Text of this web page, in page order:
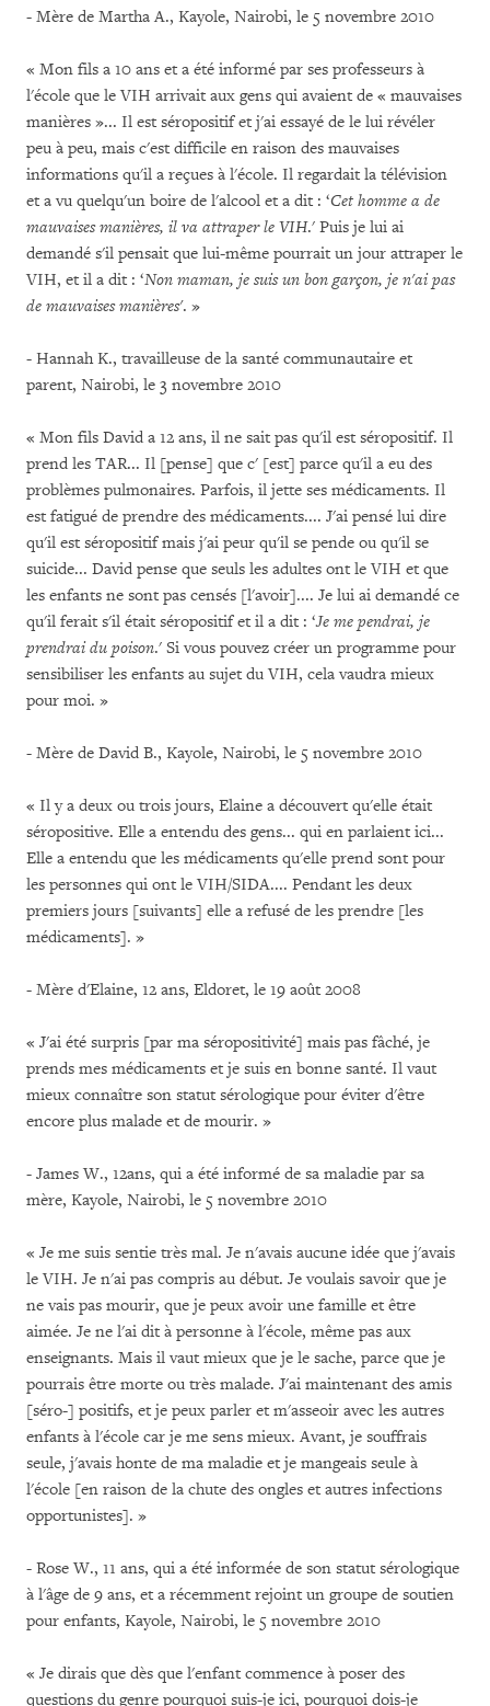
- Mère de Martha A., Kayole, Nairobi, le 5 novembre 2010
« Mon fils a 10 ans et a été informé par ses professeurs à
l'école que le VIH arrivait aux gens qui avaient de « mauvaises
manières »... Il est séropositif et j'ai essayé de le lui révéler
peu à peu, mais c'est difficile en raison des mauvaises
informations qu'il a reçues à l'école. Il regardait la télévision
et a vu quelqu'un boire de l'alcool et a dit : ‘Cet homme a de
mauvaises manières, il va attraper le VIH.' Puis je lui ai
demandé s'il pensait que lui-même pourrait un jour attraper le
VIH, et il a dit : ‘Non maman, je suis un bon garçon, je n'ai pas
de mauvaises manières'. »
- Hannah K., travailleuse de la santé communautaire et
parent, Nairobi, le 3 novembre 2010
« Mon fils David a 12 ans, il ne sait pas qu'il est séropositif. Il
prend les TAR... Il [pense] que c' [est] parce qu'il a eu des
problèmes pulmonaires. Parfois, il jette ses médicaments. Il
est fatigué de prendre des médicaments.... J'ai pensé lui dire
qu'il est séropositif mais j'ai peur qu'il se pende ou qu'il se
suicide... David pense que seuls les adultes ont le VIH et que
les enfants ne sont pas censés [l'avoir].... Je lui ai demandé ce
qu'il ferait s'il était séropositif et il a dit : ‘Je me pendrai, je
prendrai du poison.' Si vous pouvez créer un programme pour
sensibiliser les enfants au sujet du VIH, cela vaudra mieux
pour moi. »
- Mère de David B., Kayole, Nairobi, le 5 novembre 2010
« Il y a deux ou trois jours, Elaine a découvert qu'elle était
séropositive. Elle a entendu des gens... qui en parlaient ici...
Elle a entendu que les médicaments qu'elle prend sont pour
les personnes qui ont le VIH/SIDA.... Pendant les deux
premiers jours [suivants] elle a refusé de les prendre [les
médicaments]. »
- Mère d'Elaine, 12 ans, Eldoret, le 19 août 2008
« J'ai été surpris [par ma séropositivité] mais pas fâché, je
prends mes médicaments et je suis en bonne santé. Il vaut
mieux connaître son statut sérologique pour éviter d'être
encore plus malade et de mourir. »
- James W., 12ans, qui a été informé de sa maladie par sa
mère, Kayole, Nairobi, le 5 novembre 2010
« Je me suis sentie très mal. Je n'avais aucune idée que j'avais
le VIH. Je n'ai pas compris au début. Je voulais savoir que je
ne vais pas mourir, que je peux avoir une famille et être
aimée. Je ne l'ai dit à personne à l'école, même pas aux
enseignants. Mais il vaut mieux que je le sache, parce que je
pourrais être morte ou très malade. J'ai maintenant des amis
[séro-] positifs, et je peux parler et m'asseoir avec les autres
enfants à l'école car je me sens mieux. Avant, je souffrais
seule, j'avais honte de ma maladie et je mangeais seule à
l'école [en raison de la chute des ongles et autres infections
opportunistes]. »
- Rose W., 11 ans, qui a été informée de son statut sérologique
à l'âge de 9 ans, et a récemment rejoint un groupe de soutien
pour enfants, Kayole, Nairobi, le 5 novembre 2010
« Je dirais que dès que l'enfant commence à poser des
questions du genre pourquoi suis-je ici, pourquoi dois-je